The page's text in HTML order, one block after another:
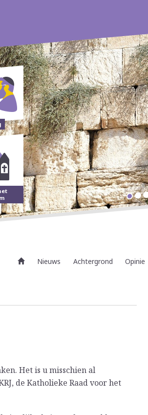
Nieuws Achtergrond Opinie
Het is u misschien al
de Katholieke Raad voor het